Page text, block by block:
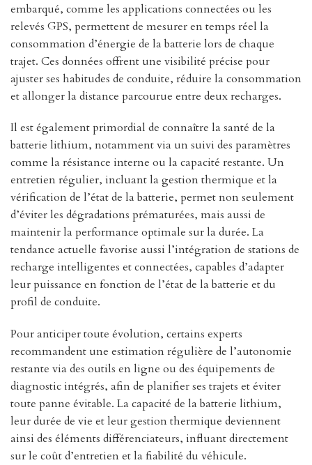
embarqué, comme les applications connectées ou les
relevés GPS, permettent de mesurer en temps réel la
consommation d’énergie de la batterie lors de chaque
trajet. Ces données offrent une visibilité précise pour
ajuster ses habitudes de conduite, réduire la consommation
et allonger la distance parcourue entre deux recharges.
Il est également primordial de connaître la santé de la
batterie lithium, notamment via un suivi des paramètres
comme la résistance interne ou la capacité restante. Un
entretien régulier, incluant la gestion thermique et la
vérification de l’état de la batterie, permet non seulement
d’éviter les dégradations prématurées, mais aussi de
maintenir la performance optimale sur la durée. La
tendance actuelle favorise aussi l’intégration de stations de
recharge intelligentes et connectées, capables d’adapter
leur puissance en fonction de l’état de la batterie et du
profil de conduite.
Pour anticiper toute évolution, certains experts
recommandent une estimation régulière de l’autonomie
restante via des outils en ligne ou des équipements de
diagnostic intégrés, afin de planifier ses trajets et éviter
toute panne évitable. La capacité de la batterie lithium,
leur durée de vie et leur gestion thermique deviennent
ainsi des éléments différenciateurs, influant directement
sur le coût d’entretien et la fiabilité du véhicule.